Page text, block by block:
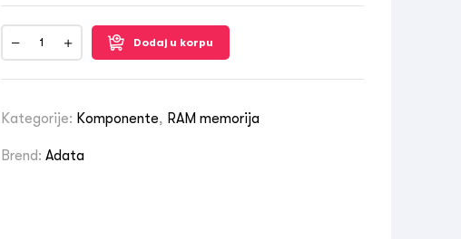
Dodaj u korpu
Kategorije: Komponente, RAM memorija
Brend: Adata